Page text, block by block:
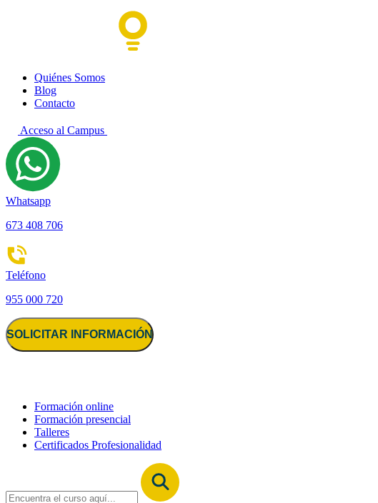
Quiénes Somos
Blog
Contacto
Acceso al Campus
Whatsapp
673 408 706
Teléfono
955 000 720
SOLICITAR INFORMACIÓN
Formación online
Formación presencial
Talleres
Certificados Profesionalidad